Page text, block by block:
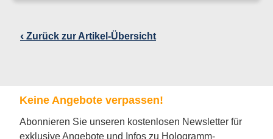
‹ Zurück zur Artikel-Übersicht
Keine Angebote verpassen!
Abonnieren Sie unseren kostenlosen Newsletter für
exklusive Angebote und Infos zu Hologramm-